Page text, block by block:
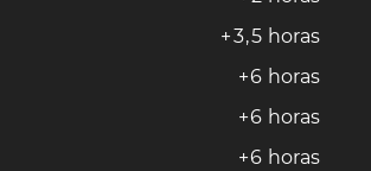
+3,5 horas
+6 horas
+6 horas
+6 horas